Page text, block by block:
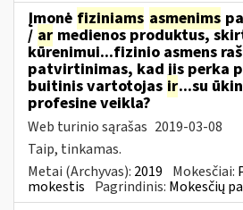
Įmonė fiziniams asmenims
/ ar medienos produktus,
kūrenimui...fizinio asmens
patvirtinimas, kad jis perka
buitinis vartotojas ir...su
profesine veikla?
Web turinio sąrašas 2019-03-08
Taip, tinkamas.
Metai (Archyvas): 2019 Mokesčiai:
mokestis Pagrindinis: Mokesčių